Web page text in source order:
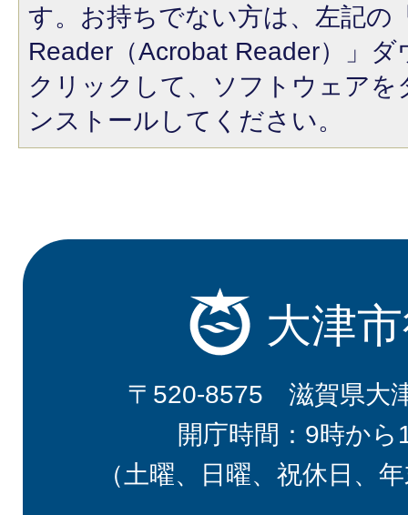
す。お持ちでない方は、左記の
Reader（Acrobat Reader）」
クリックして、ソフトウェア
ンストールしてください。
大津
〒520-8575 滋賀県大
開庁時間：9時から
（土曜、日曜、祝休日、